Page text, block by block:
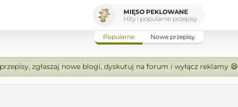
MIĘSO PEKLOWANE
Hity i popularne przepisy
Popularne Nowe przepisy
zgłaszaj nowe blogi, dyskutuj na forum i wyłącz reklamy 😄